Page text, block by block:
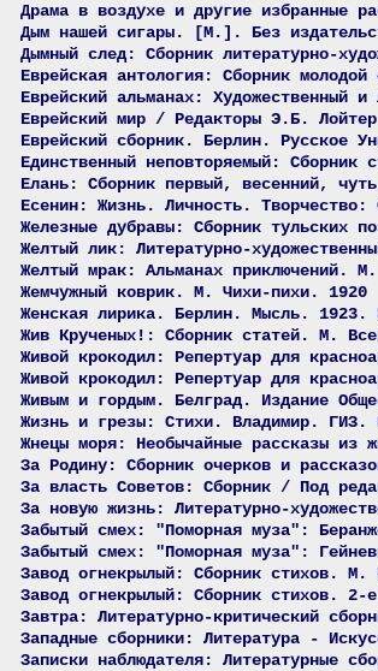
Драма в воздухе и другие
Дым нашей сигары. [М.]. Без
Дымный след: Сборник литературно-
Еврейская антология: Сборник
Еврейский альманах:
Еврейский мир / Редакторы Э.Б.
Еврейский сборник. Берлин. Русское
Единственный неповторяемый:
Елань: Сборник первый, весенний,
Есенин: Жизнь. Личность. Творчество:
Железные дубравы: Сборник тульских
Желтый лик: Литературно-
Желтый мрак: Альманах приключений.
Жемчужный коврик. М. Чихи-пихи. 1920
Женская лирика. Берлин. Мысль. 1923.
Жив Крученых!: Сборник статей. М.
Живой крокодил: Репертуар для
Живой крокодил: Репертуар для
Живым и гордым. Белград. Издание
Жизнь и грезы: Стихи. Владимир. ГИЗ.
Жнецы моря: Необычайные рассказы
За Родину: Сборник очерков и
За власть Советов: Сборник / Под
За новую жизнь: Литературно-
Забытый смех: "Поморная муза":
Забытый смех: "Поморная муза":
Завод огнекрылый: Сборник стихов. М.
Завод огнекрылый: Сборник стихов.
Завтра: Литературно-критический
Западные сборники: Литература -
Записки наблюдателя: Литературные